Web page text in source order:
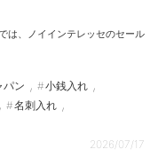
は、ノイインテレッセのセール
パン , 小銭入れ ,
, 名刺入れ ,
2026/07/17